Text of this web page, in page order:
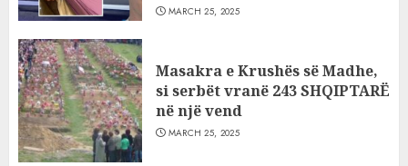
MARCH 25, 2025
Masakra e Krushës së Madhe,
si serbët vranë 243 SHQIPTARË
në një vend
MARCH 25, 2025